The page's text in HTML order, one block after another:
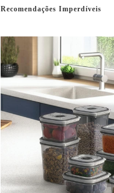
Recomendações Imperdíveis